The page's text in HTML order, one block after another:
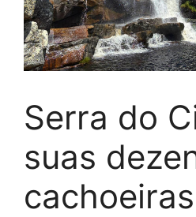
Serra do
suas
cachoeiras